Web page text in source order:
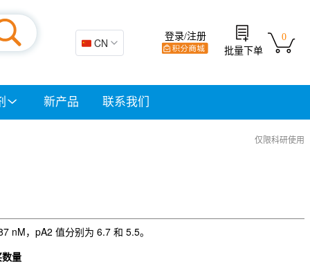
🇨🇳 CN
0
批量下单
登录/注册
新产品 联系我们
仅限科研使用
nM，pA2 值分别为 6.7 和 5.5。
量